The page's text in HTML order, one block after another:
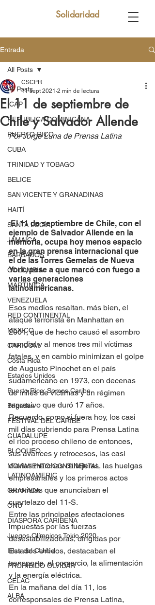
Solidaridad
Entrada
All Posts
ICAP
REPUBLICA DOMINICANA
PUERTO RICO
CUBA
TRINIDAD Y TOBAGO
BELICE
SAN VICENTE Y GRANADINAS
HAITÍ
SANTA LUCÍA
JAMAICA
BARBADOS
COLOMBIA
MARTINICA
VENEZUELA
RED CONTINENTAL
MEXICO
CARICOM
Costa Rica
Estados Unidos
Puerto Rico: Somos Caribe
Brigadas
FESTIVAL DEL CARIBE
GUADALUPE
BLOQUEO
MOVIMIENTO CONTINENTAL
LATINOAMERIC
GRANADA
ONU
DIÁSPORA CARIBEÑA
Juegos Olímpicos Tokio 2020
Islas del Caribe
PROHIBIDO OLVIDAR
CELAC
ALBA
All Posts
El 11 de septiembre de
Chile y Salvador Allende
CSCPR
11 sept 2021 2 min de lectura
Por Jorge Luna de Prensa Latina
El 11 de septiembre de Chile, con el
ejemplo de Salvador Allende en la
memoria, ocupa hoy menos espacio
en la gran prensa internacional que
el de las Torres Gemelas de Nueva
York, pese a que marcó con fuego a
varias generaciones
latinoamericanas.
Esos medios resaltan, más bien, el
ataque terrorista en Manhattan en
2001, que de hecho causó el asombro
mundial y al menos tres mil víctimas
fatales, y en cambio minimizan el golpe
de Augusto Pinochet en el país
sudamericano en 1973, con decenas
de miles de víctimas y un régimen
represivo que duró 17 años.
Recuerdo, como si fuera hoy, los casi
mil días cubriendo para Prensa Latina
el rico proceso chileno de entonces,
sus avances y retrocesos, las casi
diarias marchas callejeras, las huelgas
empresariales y los primeros actos
terroristas que anunciaban el
cuartelazo del 11-S.
Entre las principales afectaciones
impuestas por las fuerzas
desestabilizadoras, dirigidas por
Estados Unidos, destacaban el
transporte, el comercio, la alimentación
y la energía eléctrica.
En la mañana del día 11, los
corresponsales de Prensa Latina,